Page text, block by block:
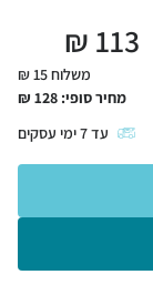
113
₪
משלוח 15 ₪
מחיר סופי: 128
₪
עד7ימי עסקים